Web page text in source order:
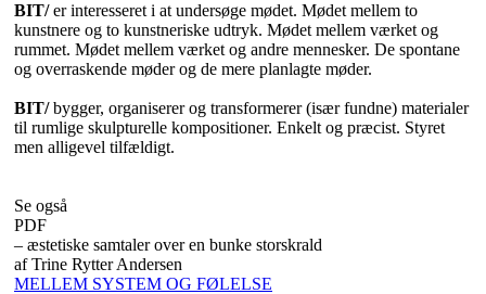
BIT/er interesseret i at undersøge mødet. Mødet mellem to
kunstnere og to kunstneriske udtryk. Mødet mellem værket og
rummet. Mødet mellem værket og andre mennesker. De spontane
og overraskende møder og de mere planlagte møder.
BIT/bygger, organiserer og transformerer (især fundne) materialer
til rumlige skulpturelle kompositioner. Enkelt og præcist. Styret
men alligevel tilfældigt.
Se også
PDF
– æstetiske samtaler over en bunke storskrald
af Trine Rytter Andersen
MELLEM SYSTEM OG FØLELSE